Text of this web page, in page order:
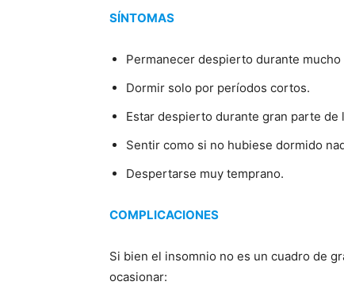
SÍNTOMAS
Permanecer despierto durante
Dormir solo por períodos cortos.
Estar despierto durante gran parte de
Sentir como si no hubiese dormido
Despertarse muy temprano.
COMPLICACIONES
Si bien el insomnio no es un cuadro de
ocasionar: